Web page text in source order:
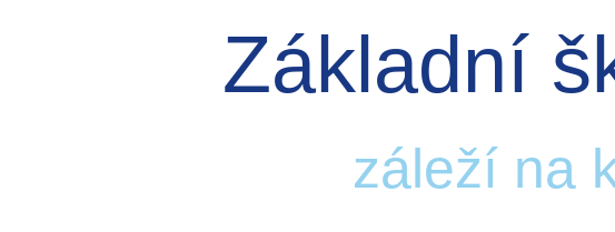
Základní
záleží na